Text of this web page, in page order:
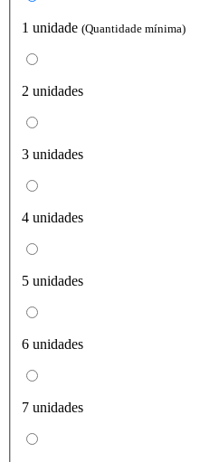
1 unidade (Quantidade mínima)
2 unidades
3 unidades
4 unidades
5 unidades
6 unidades
7 unidades